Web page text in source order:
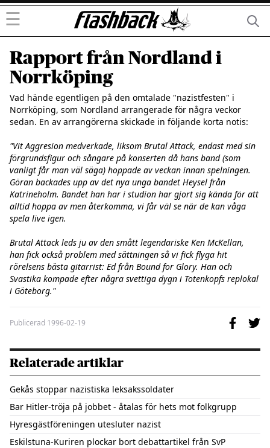
☰
Rapport från Nordland i
Norrköping
Vad hände egentligen på den omtalade "nazistfesten" i
Norrköping, som Nordland arrangerade för några veckor
sedan. En av arrangörerna skickade in följande korta notis:
"Vit Aggresion medverkade, liksom Brutal Attack, endast med sin
förgrundsfigur och sångare på konserten då hans band (som
vanligt får man väl säga) hoppade av veckan innan spelningen.
Göran backades upp av det nya unga bandet Heysel från
Katrineholm. Bandet han har i studion har gjort sig kända för att
alltid hoppa av men återkomma, vi får väl se när de kan våga
spela live igen.
Brutal Attack leds ju av den smått legendariske Ken McKellan,
han fick också problem med sättningen så vi fick flyga hit
rörelsens bästa gitarrist: Ed från Bound for Glory. Han och
Svastika kompade efter några svettiga dygn i Totenkopfs replokal
i Göteborg."
Publicerad 1996-02-19
Relaterade artiklar
Gekås stoppar nazistiska leksakssoldater
Bar Hitler-tröja på jobbet - åtalas för hets mot folkgrupp
Hyresgästföreningen utesluter nazist
Eskilstuna-Kuriren plockar bort debattartikel från SvP